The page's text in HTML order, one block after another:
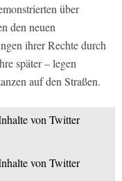
über
den neuen
ihrer Rechte durch
später – legen
auf den Straßen.
von Twitter
von Twitter